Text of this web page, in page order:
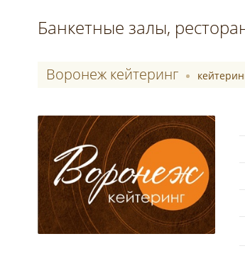
Банкетные залы,
Воронеж кейтеринг